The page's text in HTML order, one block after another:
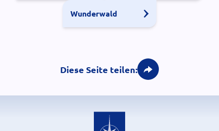
Wunderwald
Diese Seite teilen: